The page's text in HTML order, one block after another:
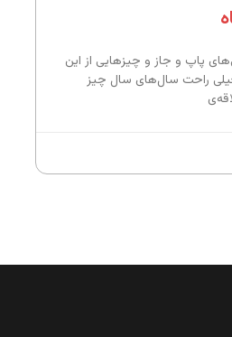
پاپ و جاز و چیزهایی از این
راحت سال‌های سال چیز